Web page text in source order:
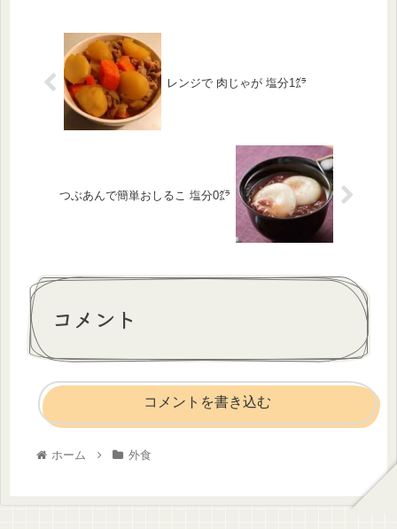
レンジで 肉じゃが 塩分1㌘
つぶあんで簡単おしるこ 塩分0㌘
コメント
コメントを書き込む
ホーム 外食